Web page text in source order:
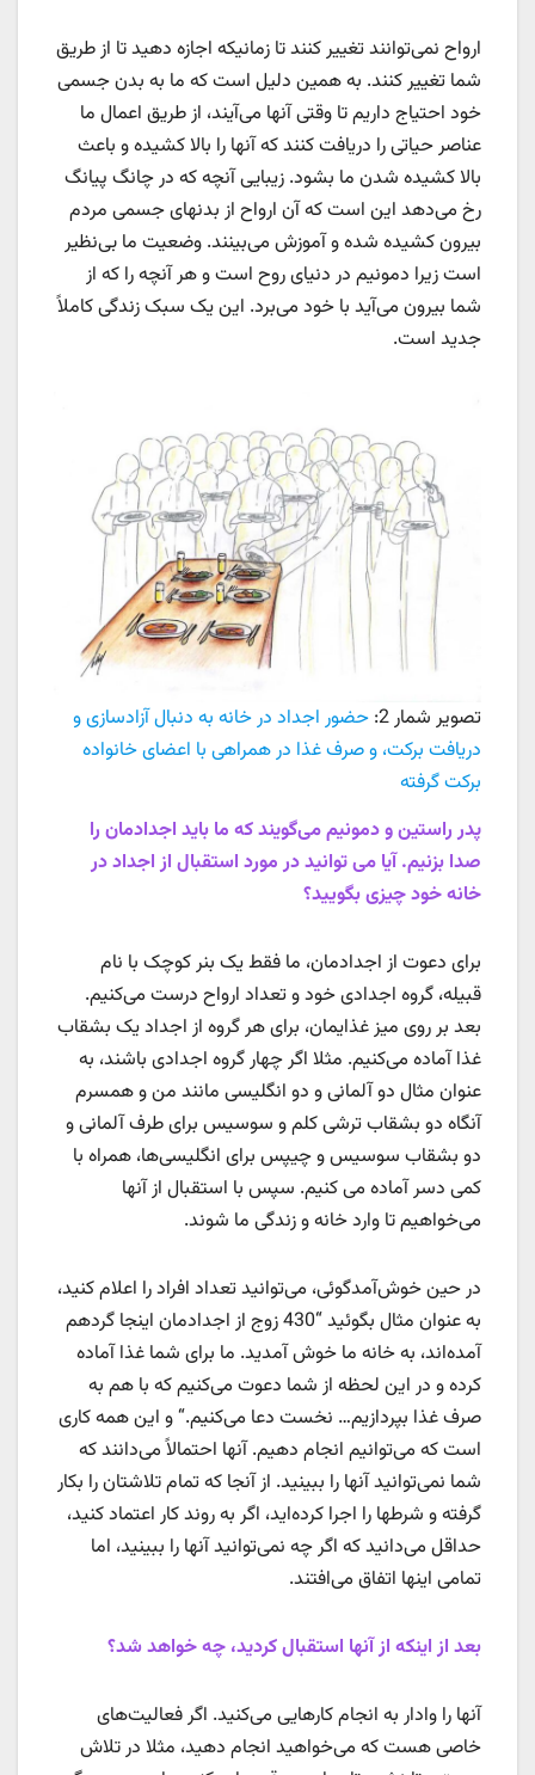
ارواح نمی‌توانند تغییر کنند تا زمانیکه اجازه دهید تا از طریق
شما تغییر کنند. به همین دلیل است که ما به بدن جسمی
خود احتیاج داریم تا وقتی آنها می‌آیند، از طریق اعمال ما
عناصر حیاتی را دریافت کنند که آنها را بالا کشیده و باعث
بالا کشیده شدن ما بشود. زیبایی آنچه که در چانگ پیانگ
رخ می‌دهد این است که آن ارواح از بدنهای جسمی مردم
بیرون کشیده شده و آموزش می‌بینند. وضعیت ما بی‌نظیر
است زیرا دمونیم در دنیای روح است و هر آنچه را که از
شما بیرون می‌آید با خود می‌برد. این یک سبک زندگی کاملاً
جدید است.
تصویر شمار 2:
حضور اجداد در خانه به دنبال آزادسازی و
دریافت برکت، و صرف غذا در همراهی با اعضای خانواده
برکت گرفته
پدر راستین و دمونیم می‌گویند که ما باید اجدادمان را
صدا بزنیم. آیا می توانید در مورد استقبال از اجداد در
خانه خود چیزی بگویید؟
برای دعوت از اجدادمان، ما فقط یک بنر کوچک با نام
قبیله، گروه اجدادی خود و تعداد ارواح درست می‌کنیم.
بعد بر روی میز غذایمان، برای هر گروه از اجداد یک بشقاب
غذا آماده می‌کنیم. مثلا اگر چهار گروه اجدادی باشند، به
عنوان مثال دو آلمانی و دو انگلیسی مانند من و همسرم
آنگاه دو بشقاب ترشی کلم و سوسیس برای طرف آلمانی و
دو بشقاب سوسیس و چیپس برای انگلیسی‌ها، همراه با
کمی دسر آماده می کنیم. سپس با استقبال از آنها
می‌خواهیم تا وارد خانه و زندگی ما شوند.
در حین خوش‌آمدگوئی، می‌توانید تعداد افراد را اعلام کنید،
به عنوان مثال بگوئید “430 زوج از اجدادمان اینجا گردهم
آمده‌اند، به خانه ما خوش آمدید. ما برای شما غذا آماده
کرده‌ و در این لحظه از شما دعوت می‌کنیم که با هم به
صرف غذا بپردازیم… نخست دعا می‌کنیم.“ و این همه کاری
است که می‌توانیم انجام دهیم. آنها احتمالاً می‌دانند که
شما نمی‌توانید آنها را ببینید. از آنجا که تمام تلاشتان را بکار
گرفته‌ و شرطها را اجرا کرده‌اید، اگر به روند کار اعتماد کنید،
حداقل می‌دانید که اگر چه نمی‌توانید آنها را ببینید، اما
تمامی اینها اتفاق می‌افتند.
بعد از اینکه از آنها استقبال کردید، چه خواهد شد؟
آنها را وادار به انجام کارهایی می‌کنید. اگر فعالیت‌های
خاصی هست که می‌خواهید انجام دهید، مثلا در تلاش